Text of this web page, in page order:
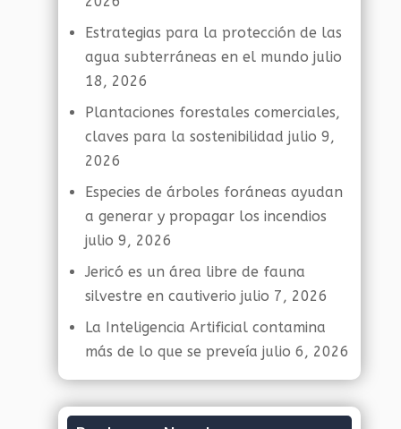
Estrategias para la protección de las
agua subterráneas en el mundo julio
18, 2026
Plantaciones forestales comerciales,
claves para la sostenibilidad julio 9,
2026
Especies de árboles foráneas ayudan
a generar y propagar los incendios
julio 9, 2026
Jericó es un área libre de fauna
silvestre en cautiverio julio 7, 2026
La Inteligencia Artificial contamina
más de lo que se preveía julio 6, 2026